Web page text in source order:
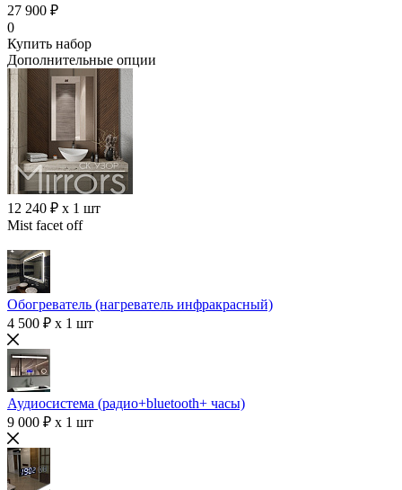
27 900 ₽
0
Купить набор
Дополнительные опции
12 240 ₽ x 1 шт
Mist facet off
Обогреватель (нагреватель инфракрасный)
4 500 ₽ x 1 шт
Аудиосистема (радио+bluetooth+ часы)
9 000 ₽ x 1 шт